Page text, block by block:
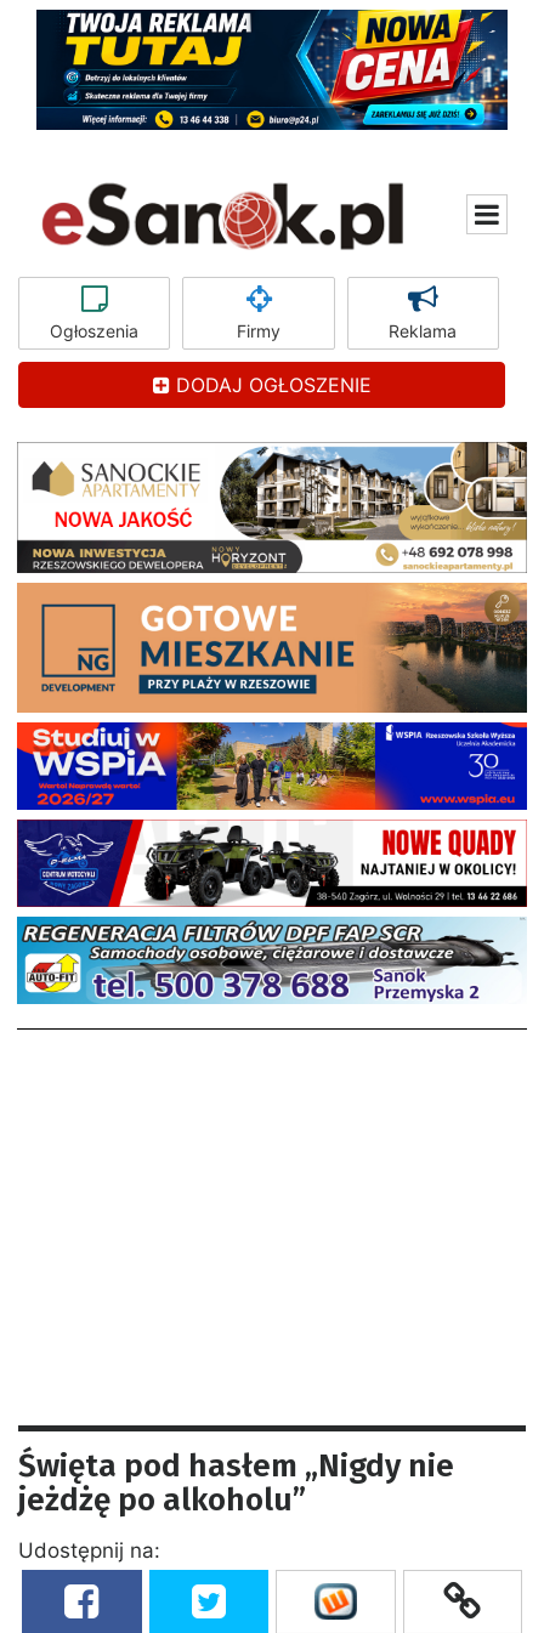
Ogłoszenia Firmy Reklama
DODAJ OGŁOSZENIE
Święta pod hasłem „Nigdy nie
jeżdżę po alkoholu”
Udostępnij na: